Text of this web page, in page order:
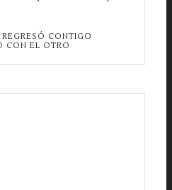
CONTIGO
CON EL OTRO